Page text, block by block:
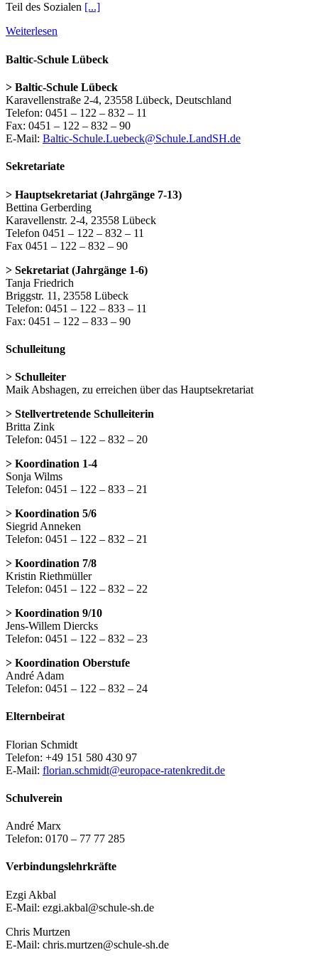
Teil des Sozialen [...]
Weiterlesen
Baltic-Schule Lübeck
> Baltic-Schule Lübeck
Karavellenstraße 2-4, 23558 Lübeck, Deutschland
Telefon: 0451 – 122 – 832 – 11
Fax: 0451 – 122 – 832 – 90
E-Mail: Baltic-Schule.Luebeck@Schule.LandSH.de
Sekretariate
> Hauptsekretariat (Jahrgänge 7-13)
Bettina Gerberding
Karavellenstr. 2-4, 23558 Lübeck
Telefon 0451 – 122 – 832 – 11
Fax 0451 – 122 – 832 – 90
> Sekretariat (Jahrgänge 1-6)
Tanja Friedrich
Briggstr. 11, 23558 Lübeck
Telefon: 0451 – 122 – 833 – 11
Fax: 0451 – 122 – 833 – 90
Schulleitung
> Schulleiter
Maik Abshagen, zu erreichen über das Hauptsekretariat
> Stellvertretende Schulleiterin
Britta Zink
Telefon: 0451 – 122 – 832 – 20
> Koordination 1-4
Sonja Wilms
Telefon: 0451 – 122 – 833 – 21
> Koordination 5/6
Siegrid Anneken
Telefon: 0451 – 122 – 832 – 21
> Koordination 7/8
Kristin Riethmüller
Telefon: 0451 – 122 – 832 – 22
> Koordination 9/10
Jens-Willem Diercks
Telefon: 0451 – 122 – 832 – 23
> Koordination Oberstufe
André Adam
Telefon: 0451 – 122 – 832 – 24
Elternbeirat
Florian Schmidt
Telefon: +49 151 580 430 97
E-Mail: florian.schmidt@europace-ratenkredit.de
Schulverein
André Marx
Telefon: 0170 – 77 77 285
Verbindungslehrkräfte
Ezgi Akbal
E-Mail: ezgi.akbal@schule-sh.de
Chris Murtzen
E-Mail: chris.murtzen@schule-sh.de